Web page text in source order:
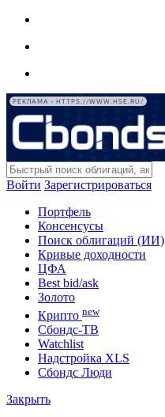
РЕКЛАМА • HTTPS://WWW.HSE.RU/
Войти Зарегистрироваться
Портфель
Консенсусы
Поиск облигаций (ИИ)
Кривые доходности
ЦФА
Best bid/ask
Золото
Крипто new
Сбондс-ТВ
Watchlist
Надстройка XLS
Сбондс Люди
Закрыть